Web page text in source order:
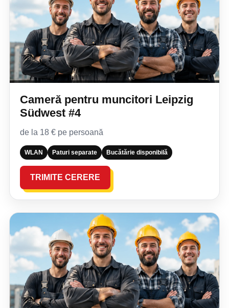
Cameră pentru muncitori Leipzig
Südwest #4
de la 18 € pe persoană
WLAN Paturi separate Bucătărie disponibilă
TRIMITE CERERE